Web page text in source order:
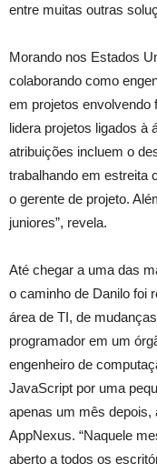
entre muitas outras
Morando nos Estados
colaborando como
em projetos envolvendo
lidera projetos ligados à
atribuições incluem o
trabalhando em estreita
o gerente de projeto.
juniores”, revela.
Até chegar a uma das
o caminho de Danilo foi
área de TI, de
programador em um
engenheiro de
JavaScript por uma
apenas um mês depois,
AppNexus. “Naquele
aberto a todos os